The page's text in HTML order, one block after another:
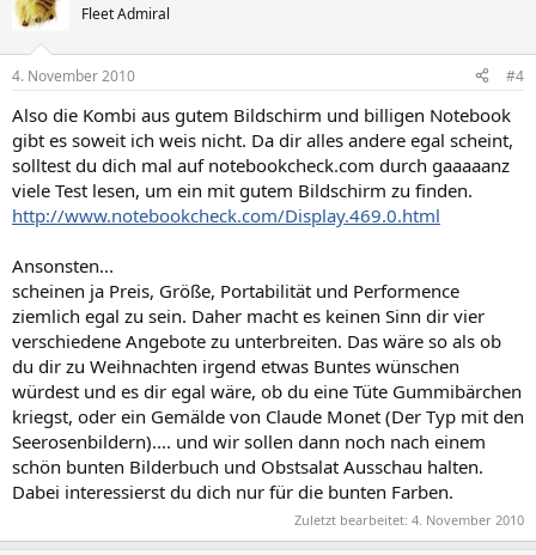
Fleet Admiral
4. November 2010 #4
Also die Kombi aus gutem Bildschirm und billigen Notebook
gibt es soweit ich weis nicht. Da dir alles andere egal scheint,
solltest du dich mal auf notebookcheck.com durch gaaaaanz
viele Test lesen, um ein mit gutem Bildschirm zu finden.
http://www.notebookcheck.com/Display.469.0.html
Ansonsten...
scheinen ja Preis, Größe, Portabilität und Performence
ziemlich egal zu sein. Daher macht es keinen Sinn dir vier
verschiedene Angebote zu unterbreiten. Das wäre so als ob
du dir zu Weihnachten irgend etwas Buntes wünschen
würdest und es dir egal wäre, ob du eine Tüte Gummibärchen
kriegst, oder ein Gemälde von Claude Monet (Der Typ mit den
Seerosenbildern).... und wir sollen dann noch nach einem
schön bunten Bilderbuch und Obstsalat Ausschau halten.
Dabei interessierst du dich nur für die bunten Farben.
Zuletzt bearbeitet: 4. November 2010